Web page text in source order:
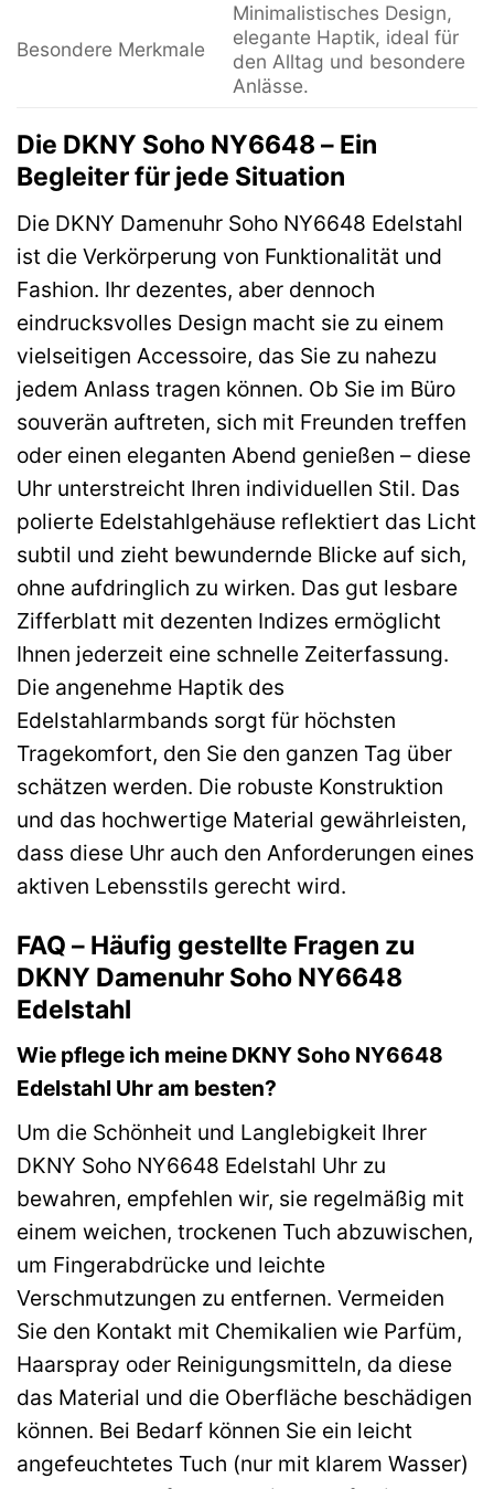
Besondere Merkmale
Minimalistisches Design,
elegante Haptik, ideal für
den Alltag und besondere
Anlässe.
Die DKNY Soho NY6648 – Ein
Begleiter für jede Situation
Die DKNY Damenuhr Soho NY6648 Edelstahl
ist die Verkörperung von Funktionalität und
Fashion. Ihr dezentes, aber dennoch
eindrucksvolles Design macht sie zu einem
vielseitigen Accessoire, das Sie zu nahezu
jedem Anlass tragen können. Ob Sie im Büro
souverän auftreten, sich mit Freunden treffen
oder einen eleganten Abend genießen – diese
Uhr unterstreicht Ihren individuellen Stil. Das
polierte Edelstahlgehäuse reflektiert das Licht
subtil und zieht bewundernde Blicke auf sich,
ohne aufdringlich zu wirken. Das gut lesbare
Zifferblatt mit dezenten Indizes ermöglicht
Ihnen jederzeit eine schnelle Zeiterfassung.
Die angenehme Haptik des
Edelstahlarmbands sorgt für höchsten
Tragekomfort, den Sie den ganzen Tag über
schätzen werden. Die robuste Konstruktion
und das hochwertige Material gewährleisten,
dass diese Uhr auch den Anforderungen eines
aktiven Lebensstils gerecht wird.
FAQ – Häufig gestellte Fragen zu
DKNY Damenuhr Soho NY6648
Edelstahl
Wie pflege ich meine DKNY Soho NY6648
Edelstahl Uhr am besten?
Um die Schönheit und Langlebigkeit Ihrer
DKNY Soho NY6648 Edelstahl Uhr zu
bewahren, empfehlen wir, sie regelmäßig mit
einem weichen, trockenen Tuch abzuwischen,
um Fingerabdrücke und leichte
Verschmutzungen zu entfernen. Vermeiden
Sie den Kontakt mit Chemikalien wie Parfüm,
Haarspray oder Reinigungsmitteln, da diese
das Material und die Oberfläche beschädigen
können. Bei Bedarf können Sie ein leicht
angefeuchtetes Tuch (nur mit klarem Wasser)